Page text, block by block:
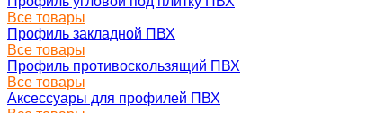
Все товары
Профиль закладной ПВХ
Все товары
Профиль противоскользящий ПВХ
Все товары
Аксессуары для профилей ПВХ